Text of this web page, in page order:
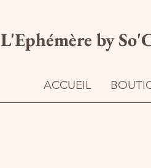
L'Ephémère by
ACCUEIL